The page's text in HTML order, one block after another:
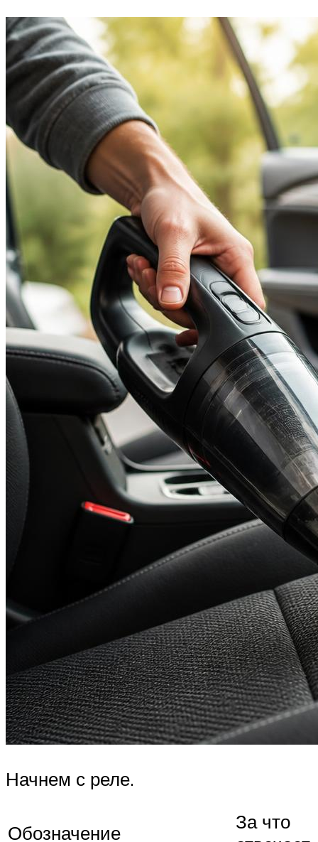
Начнем с реле.
Обозначение
За что